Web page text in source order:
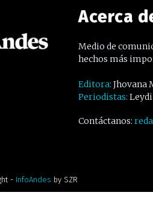
Acerca
Medio de
hechos más
Editora: Jhovana
Periodistas:
Contáctanos:
- InfoAndes by SZR